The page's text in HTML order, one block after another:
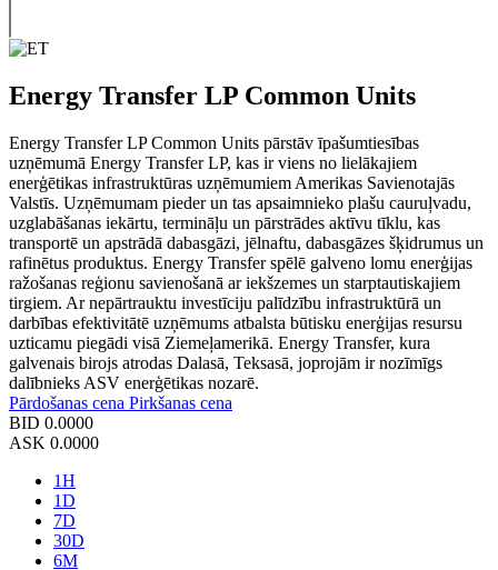
Energy Transfer LP Common Units
Energy Transfer LP Common Units pārstāv īpašumtiesības
uzņēmumā Energy Transfer LP, kas ir viens no lielākajiem
enerģētikas infrastruktūras uzņēmumiem Amerikas Savienotajās
Valstīs. Uzņēmumam pieder un tas apsaimnieko plašu cauruļvadu,
uzglabāšanas iekārtu, termināļu un pārstrādes aktīvu tīklu, kas
transportē un apstrādā dabasgāzi, jēlnaftu, dabasgāzes šķidrumus un
rafinētus produktus. Energy Transfer spēlē galveno lomu enerģijas
ražošanas reģionu savienošanā ar iekšzemes un starptautiskajiem
tirgiem. Ar nepārtrauktu investīciju palīdzību infrastruktūrā un
darbības efektivitātē uzņēmums atbalsta būtisku enerģijas resursu
uzticamu piegādi visā Ziemeļamerikā. Energy Transfer, kura
galvenais birojs atrodas Dalasā, Teksasā, joprojām ir nozīmīgs
dalībnieks ASV enerģētikas nozarē.
Pārdošanas cena Pirkšanas cena
BID 0.0000
ASK 0.0000
1H
1D
7D
30D
6M